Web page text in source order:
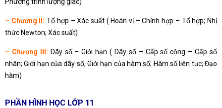
Phương trình lượng giác)
– Chương II: Tổ hợp – Xác suất ( Hoán vị – Chỉnh hợp – Tổ hợp; Nhị
thức Newton; Xác suất)
– Chương III: Dãy số – Giới hạn ( Dãy số – Cấp số cộng – Cấp số
nhân; Giới hạn của dãy số; Giới hạn của hàm số; Hàm số liên tục; Đạo
hàm)
PHẦN HÌNH HỌC LỚP 11